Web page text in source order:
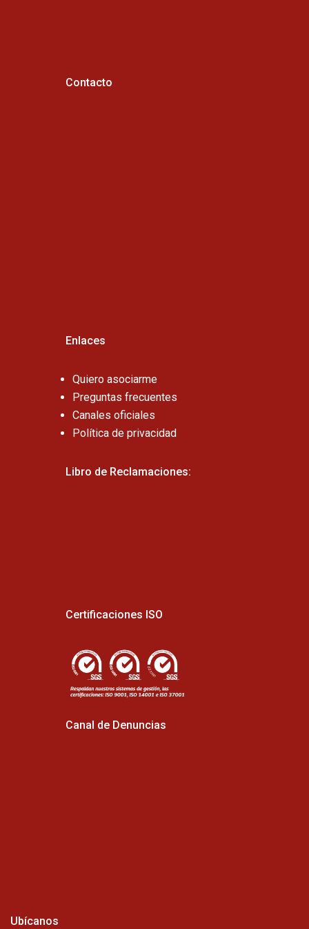
Contacto
Enlaces
Quiero asociarme
Preguntas frecuentes
Canales oficiales
Política de privacidad
Libro de Reclamaciones:
Certificaciones ISO
Canal de Denuncias
Ubícanos